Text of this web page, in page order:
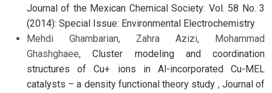
Journal of the Mexican Chemical Society: Vol. 58 No. 3
(2014): Special Issue: Environmental Electrochemistry
Mehdi Ghambarian, Zahra Azizi, Mohammad
Ghashghaee,Cluster modeling and coordination
structures of Cu+ ions in Al-incorporated Cu-MEL
catalysts – a density functional theory study , Journal of